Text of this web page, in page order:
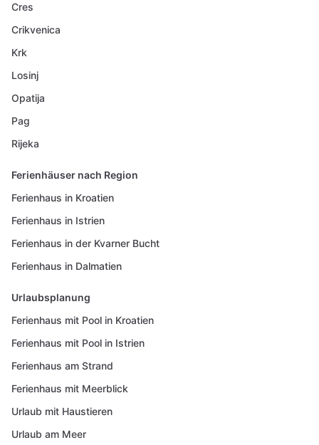
Cres
Crikvenica
Krk
Losinj
Opatija
Pag
Rijeka
Ferienhäuser nach Region
Ferienhaus in Kroatien
Ferienhaus in Istrien
Ferienhaus in der Kvarner Bucht
Ferienhaus in Dalmatien
Urlaubsplanung
Ferienhaus mit Pool in Kroatien
Ferienhaus mit Pool in Istrien
Ferienhaus am Strand
Ferienhaus mit Meerblick
Urlaub mit Haustieren
Urlaub am Meer